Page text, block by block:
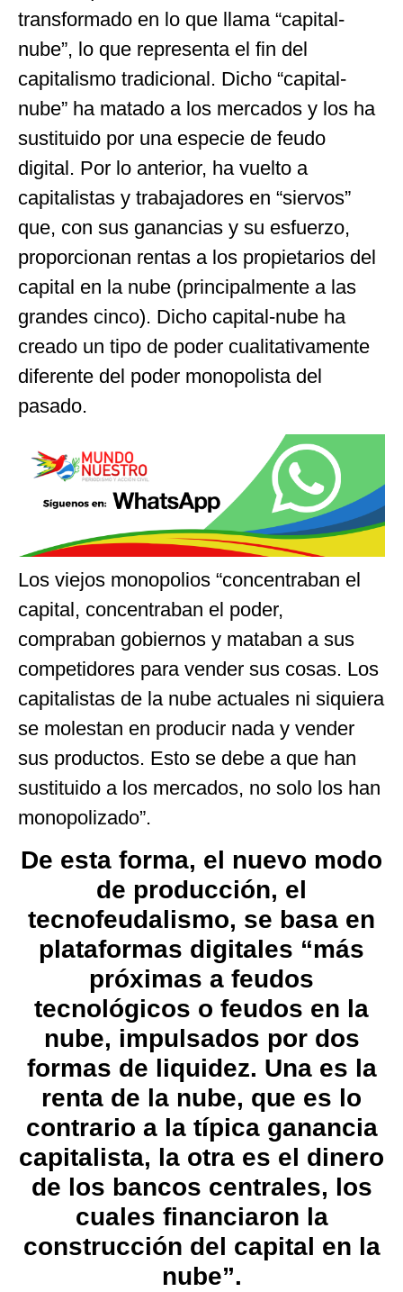
transformado en lo que llama “capital-
nube”, lo que representa el fin del
capitalismo tradicional. Dicho “capital-
nube” ha matado a los mercados y los ha
sustituido por una especie de feudo
digital. Por lo anterior, ha vuelto a
capitalistas y trabajadores en “siervos”
que, con sus ganancias y su esfuerzo,
proporcionan rentas a los propietarios del
capital en la nube (principalmente a las
grandes cinco). Dicho capital-nube ha
creado un tipo de poder cualitativamente
diferente del poder monopolista del
pasado.
Los viejos monopolios “concentraban el
capital, concentraban el poder,
compraban gobiernos y mataban a sus
competidores para vender sus cosas. Los
capitalistas de la nube actuales ni siquiera
se molestan en producir nada y vender
sus productos. Esto se debe a que han
sustituido a los mercados, no solo los han
monopolizado”.
De esta forma, el nuevo modo
de producción, el
tecnofeudalismo, se basa en
plataformas digitales “más
próximas a feudos
tecnológicos o feudos en la
nube, impulsados por dos
formas de liquidez. Una es la
renta de la nube, que es lo
contrario a la típica ganancia
capitalista, la otra es el dinero
de los bancos centrales, los
cuales financiaron la
construcción del capital en la
nube”.